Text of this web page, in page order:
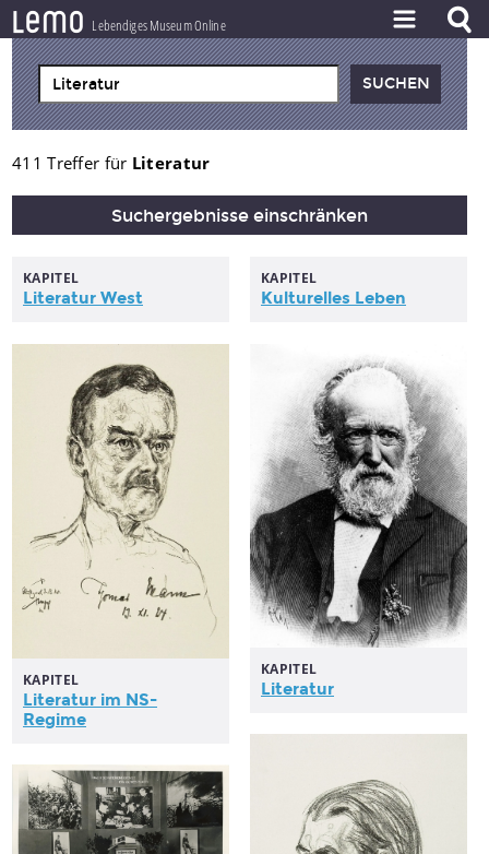
lemo Lebendiges Museum Online
ZEITSTRAHL
THEMEN
ZEITZEUGEN
BESTAND
PROJEKT
411 Treffer für Literatur
Suchergebnisse einschränken
KAPITEL
Literatur West
KAPITEL
Kulturelles Leben
KAPITEL
Literatur im NS-
Regime
KAPITEL
Literatur